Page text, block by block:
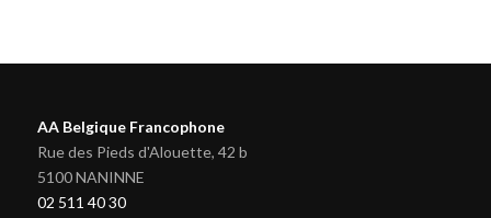
AA Belgique Francophone
Rue des Pieds d'Alouette, 42 b
5100 NANINNE
02 511 40 30